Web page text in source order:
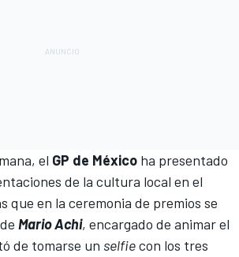
el GP de México ha presentado
de la cultura local en el
que en la ceremonia de premios se
Mario Achi, encargado de animar el
de tomarse un selfiecon los tres